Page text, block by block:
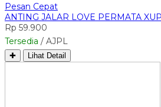
Pesan Cepat
ANTING JALAR LOVE PERMATA
Rp 59.900
Tersedia / AJPL
✚ Lihat Detail